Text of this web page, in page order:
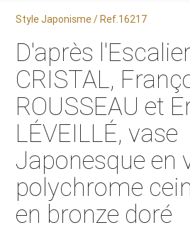
Style Japonisme / Ref.16217
D'après
CRISTAL,
ROUSSEAU et
LÉVEILLÉ, vase
Japonesque en
polychrome
en bronze doré